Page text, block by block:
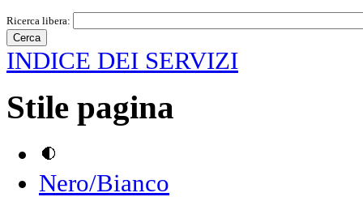
Ricerca libera:
INDICE DEI SERVIZI
Stile pagina
Nero/Bianco